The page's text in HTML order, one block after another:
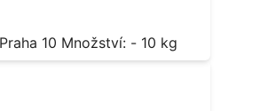
Octan chromitý čistý Popis: - sůl karboxylové kyseliny Lokalita: - Praha 10 Množství: - 10 kg